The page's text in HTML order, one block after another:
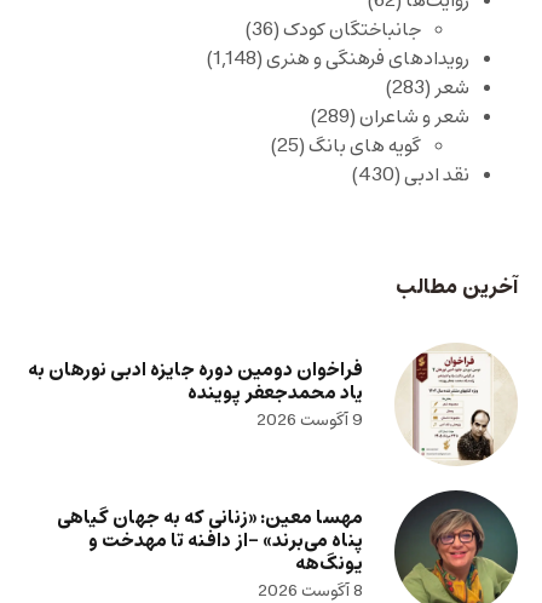
جانباختگان کودک(36)
رویدادهای فرهنگی و هنری(1,148)
شعر (283)
شعر و شاعران(289)
گویه های بانگ(25)
نقد ادبی(430)
آخرین مطالب
فراخوان دومین دوره جایزه ادبی نورهان به
یاد محمدجعفر پوینده
9 آگوست 2026
مهسا معین: «زنانی که به جهان گیاهی
پناه می‌برند» -از دافنه تا مهدخت و
یونگ‌هه
8 آگوست 2026